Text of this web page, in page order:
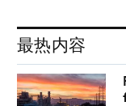
最热内容